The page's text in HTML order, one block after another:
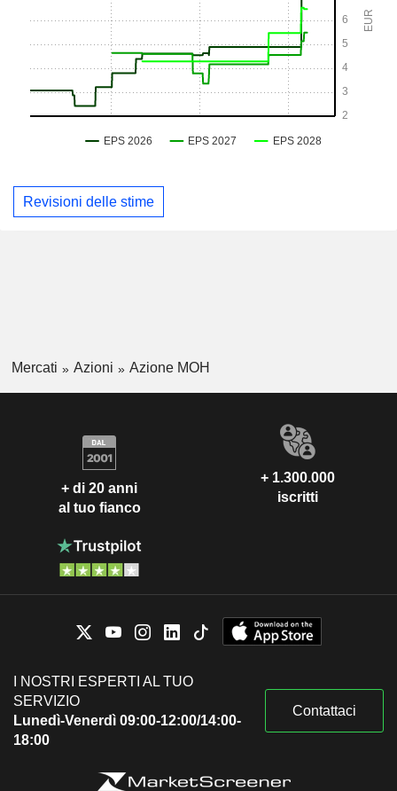
Revisioni delle stime
Mercati Azioni Azione MOH
+ di 20 anni
al tuo fianco
+ 1.300.000
iscritti
I NOSTRI ESPERTI AL TUO
SERVIZIO
Lunedì-Venerdì 09:00-12:00/14:00-
18:00
Contattaci